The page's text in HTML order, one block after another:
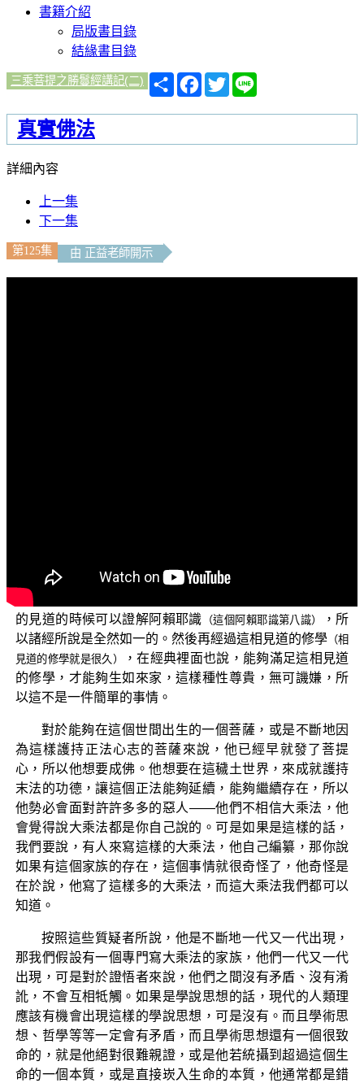
書籍介紹
局版書目錄
結緣書目錄
三乘菩提之勝鬘經講記(二)
分
享
Facebook
Twitter
真實佛法
詳細內容
上一集
下一集
第125集 由 正益老師開示
面有說，這根本就是能夠出生萬法的心，所以這也是禪宗
要找的如來藏，要找的本心；然後也是《成唯識論》所說
的見道的時候可以證解阿賴耶識 （這個阿賴耶識第八識）
，所
以諸經所說是全然如一的。然後再經過這相見道的修學 （相
見道的修學就是很久）
，在經典裡面也說，能夠滿足這相見道
的修學，才能夠生如來家，這樣種性尊貴，無可譏嫌，所
以這不是一件簡單的事情。
對於能夠在這個世間出生的一個菩薩，或是不斷地因
為這樣護持正法心志的菩薩來說，他已經早就發了菩提
心，所以他想要成佛。他想要在這穢土世界，來成就護持
末法的功德，讓這個正法能夠延續，能夠繼續存在，所以
他勢必會面對許許多多的惡人——他們不相信大乘法，他
會覺得說大乘法都是你自己說的。可是如果是這樣的話，
我們要說，有人來寫這樣的大乘法，他自己編纂，那你說
如果有這個家族的存在，這個事情就很奇怪了，他奇怪是
在於說，他寫了這樣多的大乘法，而這大乘法我們都可以
知道。
按照這些質疑者所說，他是不斷地一代又一代出現，
那我們假設有一個專門寫大乘法的家族，他們一代又一代
出現，可是對於證悟者來說，他們之間沒有矛盾、沒有淆
訛，不會互相牴觸。如果是學說思想的話，現代的人類理
應該有機會出現這樣的學說思想，可是沒有。而且學術思
想、哲學等等一定會有矛盾，而且學術思想還有一個很致
命的，就是他絕對很難親證，或是他若統攝到超過這個生
命的一個本質，或是直接崁入生命的本質，他通常都是錯